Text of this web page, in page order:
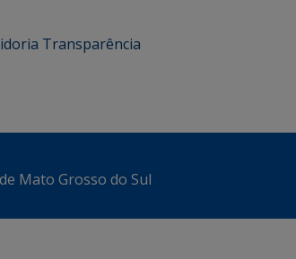
Transparência
Mato Grosso do Sul